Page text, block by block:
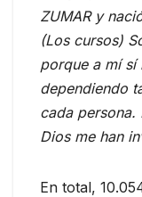
ZUMAR y
(Los cursos)
porque a mí sí
dependiendo
cada persona.
Dios me han
En total,